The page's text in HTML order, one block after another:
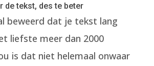
de tekst, des te beter
beweerd dat je tekst lang
liefste meer dan 2000
is dat niet helemaal onwaar